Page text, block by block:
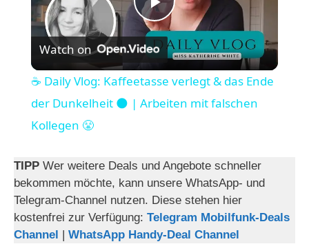
P
l
a
V
i
Watch on
☕️ Daily Vlog: Kaffeetasse verlegt & das Ende
der Dunkelheit 🌑 | Arbeiten mit falschen
Kollegen 😤
TIPP Wer weitere Deals und Angebote schneller
bekommen möchte, kann unsere WhatsApp- und
Telegram-Channel nutzen. Diese stehen hier
kostenfrei zur Verfügung: Telegram Mobilfunk-Deals
Channel | WhatsApp Handy-Deal Channel